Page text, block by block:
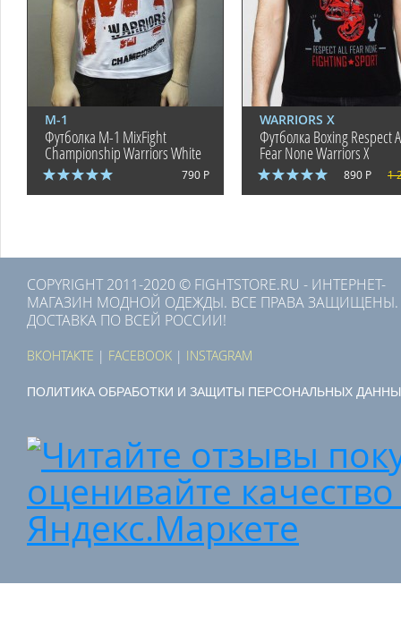
М-1
Футболка M-1 MixFight
Championship Warriors White
790 Р
WARRIORS X
Футболка Boxing Respect
Fear None Warriors X
890 Р 1
COPYRIGHT 2011-2020 © FIGHTSTORE.RU - ИНТЕРНЕТ-
МАГАЗИН МОДНОЙ ОДЕЖДЫ. ВСЕ ПРАВА ЗАЩИЩЕНЫ.
ДОСТАВКА ПО ВСЕЙ РОССИИ!
ВКОНТАКТЕ | FACEBOOK | INSTAGRAM
ПОЛИТИКА ОБРАБОТКИ И ЗАЩИТЫ ПЕРСОНАЛЬНЫХ